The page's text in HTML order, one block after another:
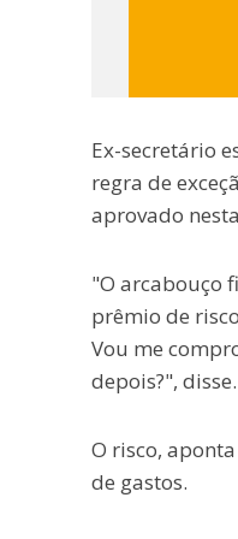
Ex-secretário
regra de
aprovado
"O arcabouço
prêmio de
Vou me
depois?", disse.
O risco,
de gastos.